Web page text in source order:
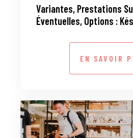
Variantes, Prestations
Éventuelles, Options :
EN SAVOIR